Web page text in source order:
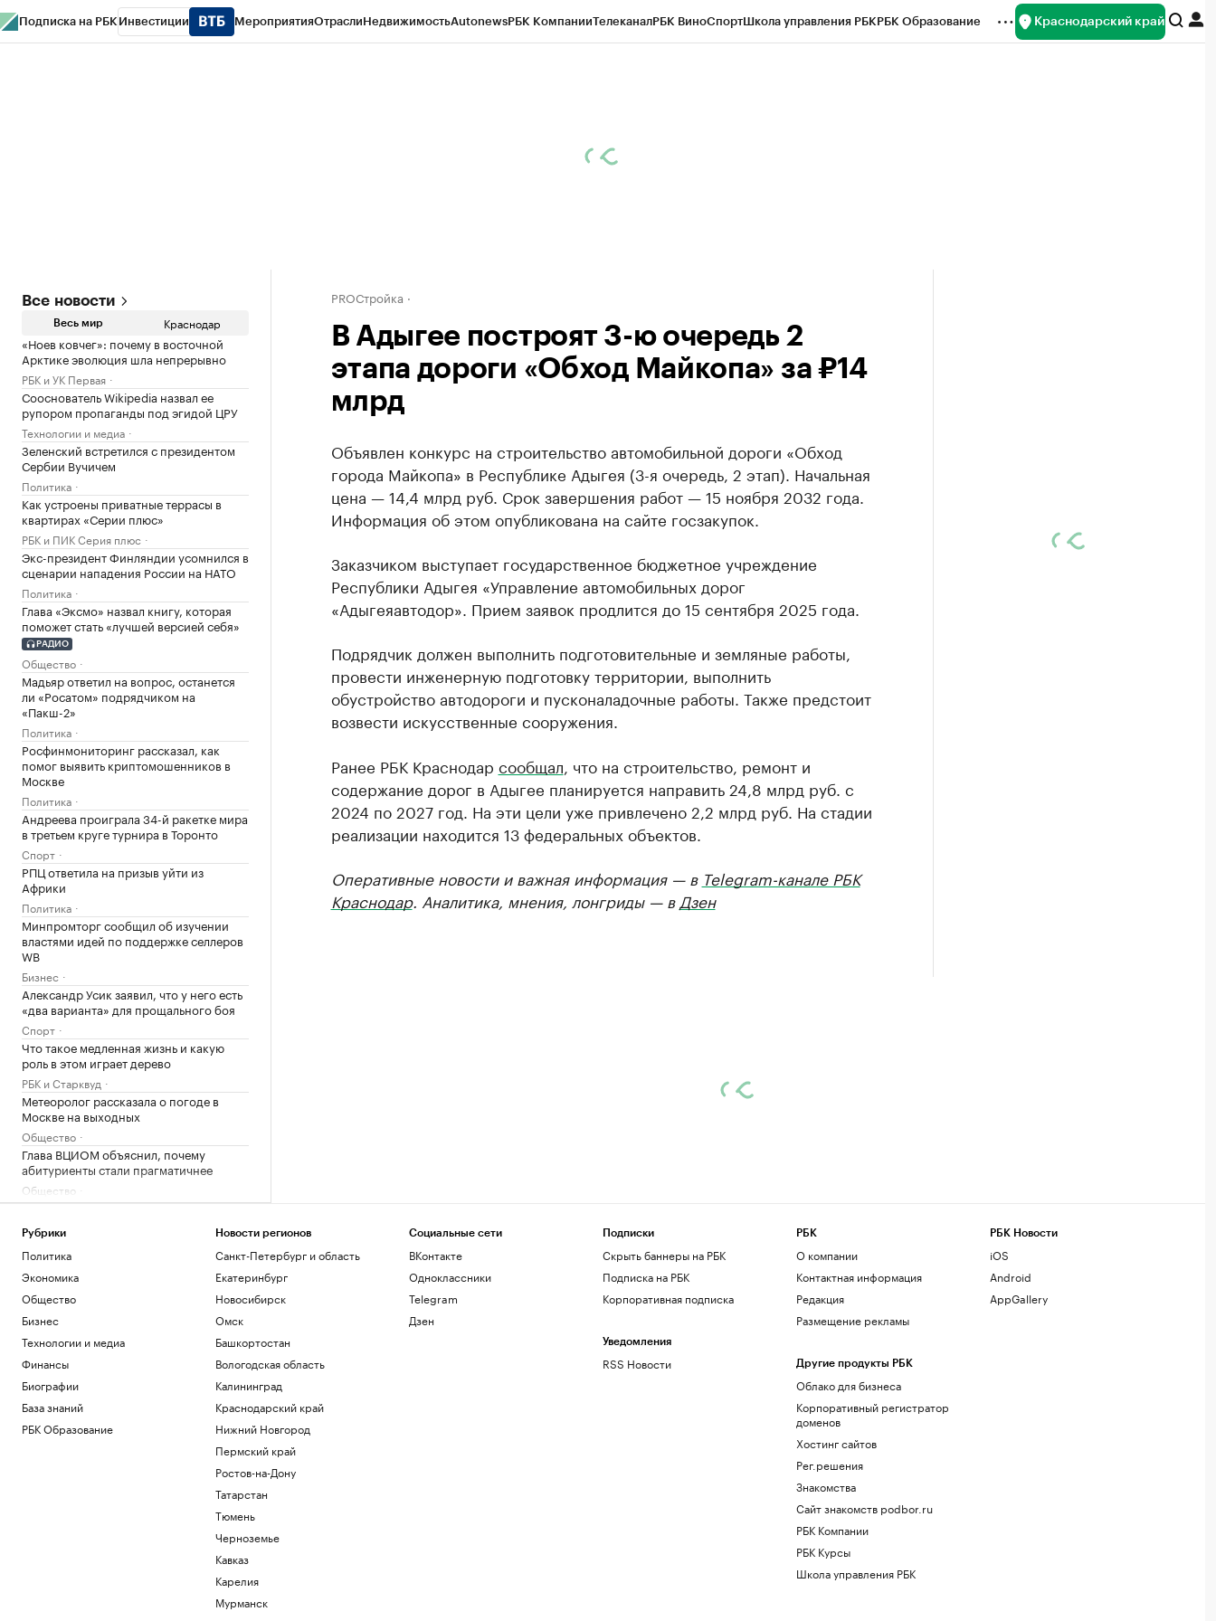
Подписка на РБК Инвестиции МероприятияОтраслиНедвижимостьAutonewsРБК КомпанииТелеканалРБК ВиноСпортШкола управления РБКРБК Образование Краснодарский край
Все новости
Весь мир Краснодар
«Ноев ковчег»: почему в восточной
Арктике эволюция шла непрерывно
РБК и УК Первая
Сооснователь Wikipedia назвал ее
рупором пропаганды под эгидой ЦРУ
Технологии и медиа
Зеленский встретился с президентом
Сербии Вучичем
Политика
Как устроены приватные террасы в
квартирах «Серии плюс»
РБК и ПИК Серия плюс
Экс-президент Финляндии усомнился в
сценарии нападения России на НАТО
Политика
Глава «Эксмо» назвал книгу, которая
поможет стать «лучшей версией себя»
РАДИО
Общество
Мадьяр ответил на вопрос, останется
ли «Росатом» подрядчиком на
«Пакш-2»
Политика
Росфинмониторинг рассказал, как
помог выявить криптомошенников в
Москве
Политика
Андреева проиграла 34-й ракетке мира
в третьем круге турнира в Торонто
Спорт
РПЦ ответила на призыв уйти из
Африки
Политика
Минпромторг сообщил об изучении
властями идей по поддержке селлеров
WB
Бизнес
Александр Усик заявил, что у него есть
«два варианта» для прощального боя
Спорт
Что такое медленная жизнь и какую
роль в этом играет дерево
РБК и Старквуд
Метеоролог рассказала о погоде в
Москве на выходных
Общество
Глава ВЦИОМ объяснил, почему
абитуриенты стали прагматичнее
Общество
Власти США поддержали Свято-
ветряками
Общество
Трамп обжалует запрет на
строительство бального зала в Белом
доме
Политика
Как выглядит портрет абитуриента в
2026 году. Видео РБК
Общество
В США рассказали, как помогли
снарядам из Сербии попасть на
Украину
Будущее Ходынского поля: от пашни и
PROСтройка
В Адыгее построят 3-ю очередь 2
этапа дороги «Обход Майкопа» за ₽14
млрд
Объявлен конкурс на строительство автомобильной дороги «Обход
города Майкопа» в Республике Адыгея (3-я очередь, 2 этап). Начальная
цена — 14,4 млрд руб. Срок завершения работ — 15 ноября 2032 года.
Информация об этом опубликована на сайте госзакупок.
Заказчиком выступает государственное бюджетное учреждение
Республики Адыгея «Управление автомобильных дорог
«Адыгеяавтодор». Прием заявок продлится до 15 сентября 2025 года.
Подрядчик должен выполнить подготовительные и земляные работы,
провести инженерную подготовку территории, выполнить
обустройство автодороги и пусконаладочные работы. Также предстоит
возвести искусственные сооружения.
Ранее РБК Краснодар сообщал , что на строительство, ремонт и
содержание дорог в Адыгее планируется направить 24,8 млрд руб. с
2024 по 2027 год. На эти цели уже привлечено 2,2 млрд руб. На стадии
реализации находится 13 федеральных объектов.
Оперативные новости и важная информация — в Telegram-канале РБК
Краснодар. Аналитика, мнения, лонгриды — в Дзен
Рубрики
Политика
Экономика
Общество
Бизнес
Технологии и медиа
Финансы
Биографии
База знаний
РБК Образование
Новости регионов
Санкт-Петербург и область
Екатеринбург
Новосибирск
Омск
Башкортостан
Вологодская область
Калининград
Краснодарский край
Нижний Новгород
Пермский край
Ростов-на-Дону
Татарстан
Тюмень
Черноземье
Кавказ
Карелия
Мурманск
Социальные сети
ВКонтакте
Одноклассники
Telegram
Дзен
Подписки
Скрыть баннеры на РБК
Подписка на РБК
Корпоративная подписка
Уведомления
RSS Новости
РБК
О компании
Контактная информация
Редакция
Размещение рекламы
Другие продукты РБК
Облако для бизнеса
Корпоративный регистратор
доменов
Хостинг сайтов
Рег.решения
Знакомства
Сайт знакомств podbor.ru
РБК Компании
РБК Курсы
Школа управления РБК
РБК Новости
iOS
Android
AppGallery